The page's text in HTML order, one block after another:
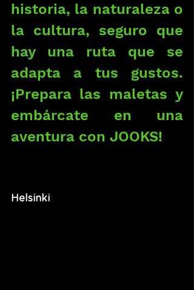
historia, la naturaleza o
la cultura, seguro que
hay una ruta que se
adapta a tus gustos.
¡Prepara las maletas y
embárcate en una
aventura con JOOKS!
Helsinki